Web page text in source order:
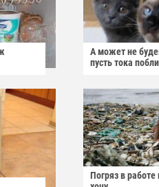
А может не
пусть тока
Погряз в работе